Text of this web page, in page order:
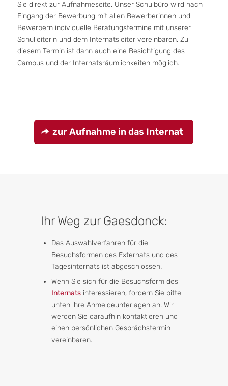
Sie direkt zur Aufnahmeseite. Unser Schulbüro wird nach
Eingang der Bewerbung mit allen Bewerberinnen und
Bewerbern individuelle Beratungstermine mit unserer
Schulleiterin und dem Internatsleiter vereinbaren. Zu
diesem Termin ist dann auch eine Besichtigung des
Campus und der Internatsräumlichkeiten möglich.
zur Aufnahme in das Internat
Ihr Weg zur Gaesdonck:
Das Auswahlverfahren für die
Besuchsformen des Externats und des
Tagesinternats ist abgeschlossen.
Wenn Sie sich für die Besuchsform des
Internats interessieren, fordern Sie bitte
unten ihre Anmeldeunterlagen an. Wir
werden Sie daraufhin kontaktieren und
einen persönlichen Gesprächstermin
vereinbaren.